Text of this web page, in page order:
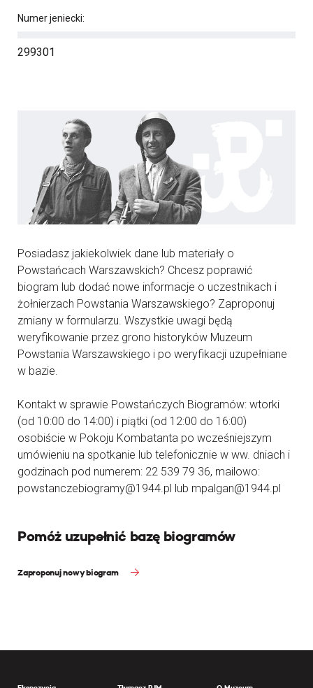
Numer jeniecki:
299301
Posiadasz jakiekolwiek dane lub materiały o
Powstańcach Warszawskich? Chcesz poprawić
biogram lub dodać nowe informacje o uczestnikach i
żołnierzach Powstania Warszawskiego? Zaproponuj
zmiany w formularzu. Wszystkie uwagi będą
weryfikowanie przez grono historyków Muzeum
Powstania Warszawskiego i po weryfikacji uzupełniane
w bazie.
Kontakt w sprawie Powstańczych Biogramów: wtorki
(od 10:00 do 14:00) i piątki (od 12:00 do 16:00)
osobiście w Pokoju Kombatanta po wcześniejszym
umówieniu na spotkanie lub telefonicznie w ww. dniach i
godzinach pod numerem: 22 539 79 36, mailowo:
powstanczebiogramy@1944.pl lub mpalgan@1944.pl
Pomóż uzupełnić bazę biogramów
Zaproponuj nowy biogram